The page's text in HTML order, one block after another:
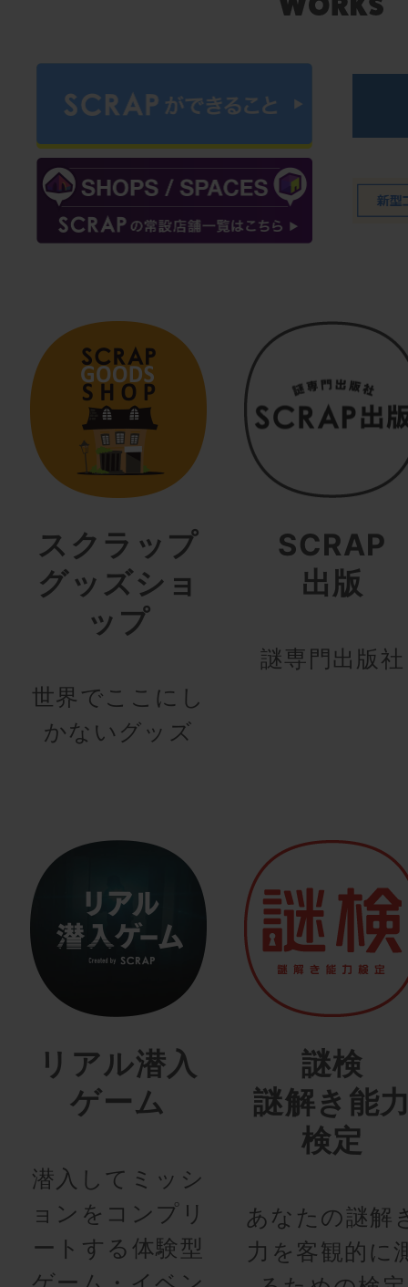
スクラップ
グッズショ
ップ
世界でここにし
かないグッズ
SCRAP
出版
謎専門出版社
リアル潜入
ゲーム
潜入してミッシ
ョンをコンプリ
ートする体験型
謎検
謎解き能
検定
あなたの謎解
力を客観的に